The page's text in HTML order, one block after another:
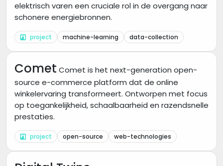
elektrisch varen een cruciale rol in de overgang naar
schonere energiebronnen.
project machine-learning data-collection
Comet Comet is het next-generation open-
source e-commerce platform dat de online
winkelervaring transformeert. Ontworpen met focus
op toegankelijkheid, schaalbaarheid en razendsnelle
prestaties.
project open-source web-technologies